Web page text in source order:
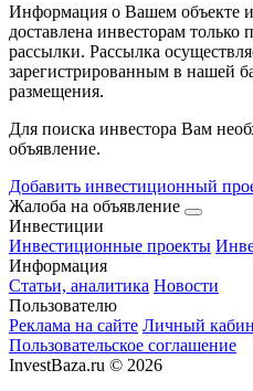
Информация о Вашем объекте
доставлена инвесторам только
рассылки. Рассылка
зарегистрированным в нашей
размещения.
Для поиска инвестора Вам
объявление.
Добавить инвестиционный
Жалоба на объявление
Инвестиции
Инвестиционные проекты
Информация
Статьи, аналитика Новости
Пользователю
Реклама на сайте Личный
Пользовательское соглашение
InvestBaza.ru © 2026